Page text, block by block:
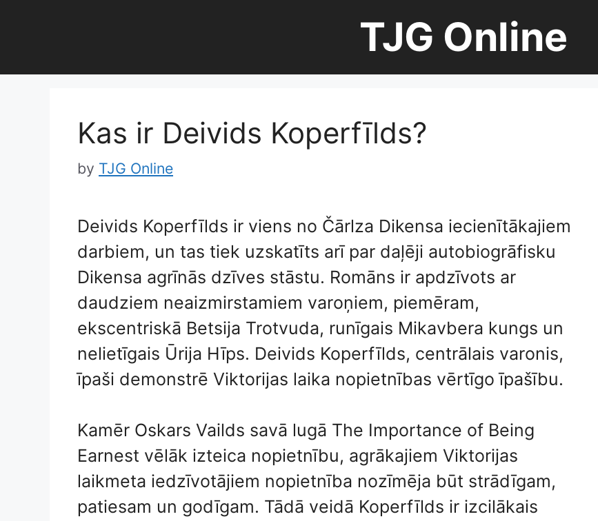
TJG Online
Kas ir Deivids Koperfīlds?
by TJG Online
Deivids Koperfīlds ir viens no Čārlza Dikensa iecienītākajiem
darbiem, un tas tiek uzskatīts arī par daļēji autobiogrāfisku
Dikensa agrīnās dzīves stāstu. Romāns ir apdzīvots ar
daudziem neaizmirstamiem varoņiem, piemēram,
ekscentriskā Betsija Trotvuda, runīgais Mikavbera kungs un
nelietīgais Ūrija Hīps. Deivids Koperfīlds, centrālais varonis,
īpaši demonstrē Viktorijas laika nopietnības vērtīgo īpašību.
Kamēr Oskars Vailds savā lugā The Importance of Being
Earnest vēlāk izteica nopietnību, agrākajiem Viktorijas
laikmeta iedzīvotājiem nopietnība nozīmēja būt strādīgam,
patiesam un godīgam. Tādā veidā Koperfīlds ir izcilākais